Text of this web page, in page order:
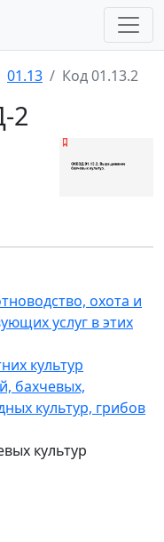
01.13 Код 01.13.2
2
охота и
услуг в этих
культур
бахчевых,
культур, грибов
культур